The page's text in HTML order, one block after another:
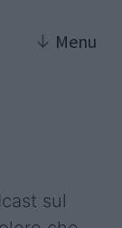
↓ Menu
sul